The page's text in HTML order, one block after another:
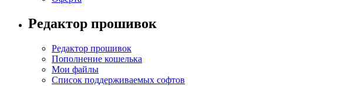
Редактор прошивок
Редактор прошивок
Пополнение кошелька
Мои файлы
Список поддерживаемых софтов